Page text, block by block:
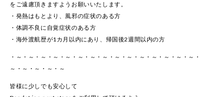
をご遠慮頂きますようお願いいたします。
・発熱はもとより、風邪の症状のある方
・体調不良に自覚症状のある方
・海外渡航歴が1カ月以内にあり、帰国後2週間以内の方
・～・～・～・～・～・～・～・～・～・～・～・～・～・～・～・
～・～・～・～・～
皆様に少しでも安心して